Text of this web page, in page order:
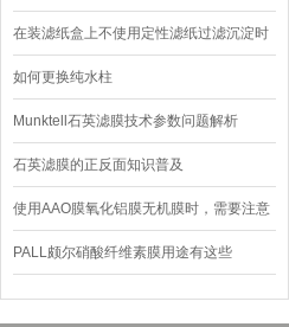
在装滤纸盒上不使用定性滤纸过滤沉淀时
应注意了
如何更换纯水柱
Munktell石英滤膜技术参数问题解析
石英滤膜的正反面知识普及
使用AAO膜氧化铝膜无机膜时，需要注意
以下几点
PALL颇尔硝酸纤维素膜用途有这些